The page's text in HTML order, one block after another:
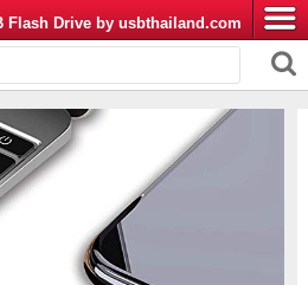
Flash Drive by usbthailand.com